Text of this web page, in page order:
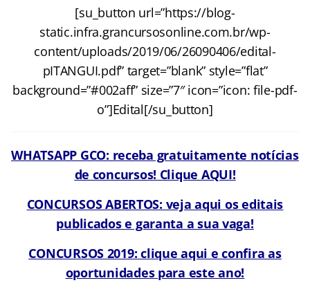
[su_button url=”https://blog-
static.infra.grancursosonline.com.br/wp-
content/uploads/2019/06/26090406/edital-
pITANGUI.pdf” target=”blank” style=”flat”
background=”#002aff” size=”7″ icon=”icon: file-pdf-
o”]Edital[/su_button]
WHATSAPP GCO: receba gratuitamente notícias
de concursos! Clique AQUI!
CONCURSOS ABERTOS: veja aqui os editais
publicados e garanta a sua vaga!
CONCURSOS 2019: clique aqui e confira as
oportunidades para este ano!